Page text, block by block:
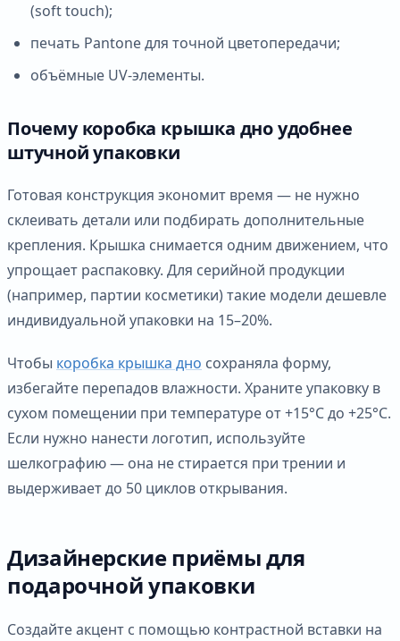
(soft touch);
печать Pantone для точной цветопередачи;
объёмные UV-элементы.
Почему коробка крышка дно удобнее
штучной упаковки
Готовая конструкция экономит время — не нужно
склеивать детали или подбирать дополнительные
крепления. Крышка снимается одним движением, что
упрощает распаковку. Для серийной продукции
(например, партии косметики) такие модели дешевле
индивидуальной упаковки на 15–20%.
Чтобы коробка крышка дно сохраняла форму,
избегайте перепадов влажности. Храните упаковку в
сухом помещении при температуре от +15°C до +25°C.
Если нужно нанести логотип, используйте
шелкографию — она не стирается при трении и
выдерживает до 50 циклов открывания.
Дизайнерские приёмы для
подарочной упаковки
Создайте акцент с помощью контрастной вставки на